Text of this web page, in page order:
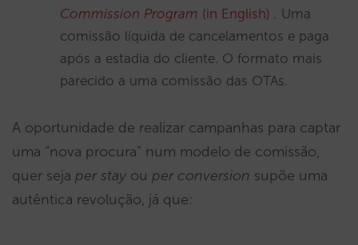
Commission Program (in English)
Uma
comissão líquida de cancelamentos e paga
após a estadia do cliente. O formato mais
parecido a uma comissão das OTAs.
A oportunidade de realizar campanhas para captar
uma “nova procura” num modelo de comissão,
quer seja per stay ou per conversion supõe uma
autêntica revolução, já que: